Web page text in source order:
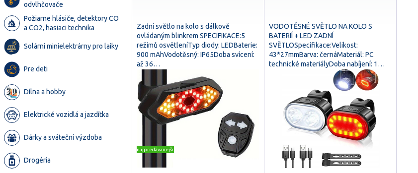
odvlhčovače
Požiarne hlásiče, detektory CO
a CO2, hasiaci technika
Solární minielektrárny pro laiky
Pre deti
Dílna a hobby
Elektrické vozidlá a jazdítka
Dárky a sváteční výzdoba
Drogéria
Zadní světlo na kolo s dálkově
ovládaným blinkrem SPECIFIKACE:5
režimů osvětleníTyp diody: LEDBaterie:
900 mAhVodotěsný: IP65Doba svícení:
až 36…
najpredávanejšie
VODOTĚSNÉ SVĚTLO NA KOLO S
BATERIÍ + LED ZADNÍ
SVĚTLOSpecifikace:Velikost:
43*27mmBarva: černáMateriál: PC
technické materiályDoba nabíjení: 1…